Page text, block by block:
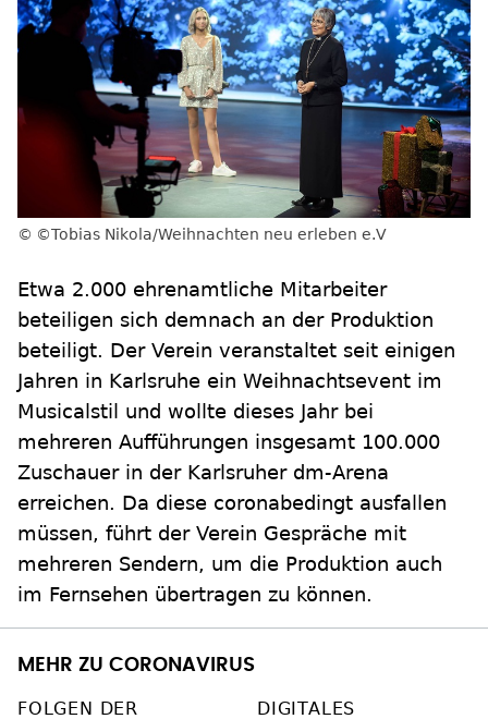
©Tobias Nikola/Weihnachten neu erleben e.V
Etwa 2.000 ehrenamtliche Mitarbeiter
beteiligen sich demnach an der Produktion
beteiligt. Der Verein veranstaltet seit einigen
Jahren in Karlsruhe ein Weihnachtsevent im
Musicalstil und wollte dieses Jahr bei
mehreren Aufführungen insgesamt 100.000
Zuschauer in der Karlsruher dm-Arena
erreichen. Da diese coronabedingt ausfallen
müssen, führt der Verein Gespräche mit
mehreren Sendern, um die Produktion auch
im Fernsehen übertragen zu können.
MEHR ZU CORONAVIRUS
FOLGEN DER DIGITALES